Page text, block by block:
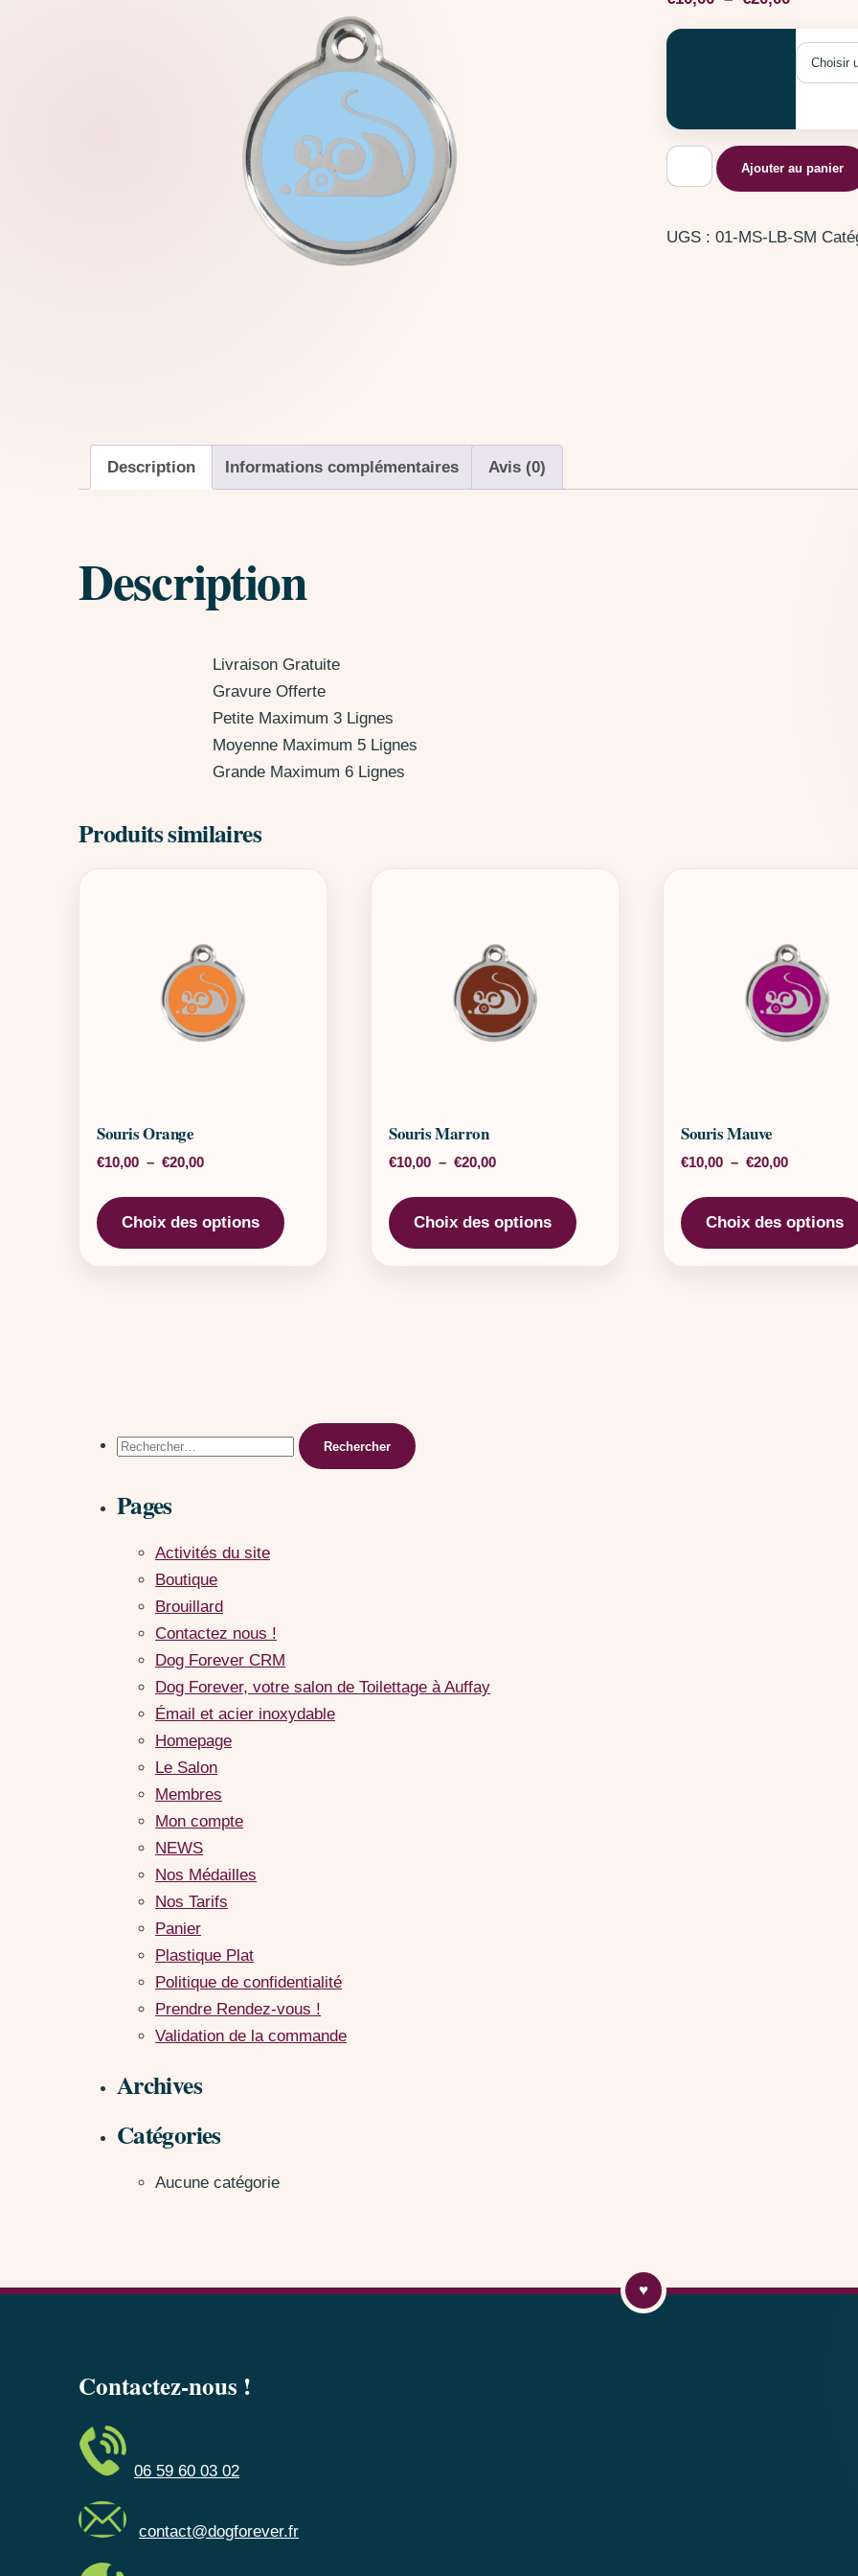
quantité de Souris Bleu
Ajouter au panier
UGS : 01-MS-LB-SM
Description Informations complémentaires Avis (0)
Description
Livraison Gratuite
Gravure Offerte
Petite Maximum 3 Lignes
Moyenne Maximum 5 Lignes
Grande Maximum 6 Lignes
Produits similaires
Souris Orange
€10,00 – €20,00Plage de prix : €10,00 à €20,00
Choix des options
Ce produit a plusieurs variations. Les options peuvent être choisies sur la page
Souris Marron
€10,00 – €20,00Plage de prix : €10,00 à €20,00
Choix des options
Ce produit a plusieurs variations. Les
Souris Mauve
€10,00 – €20,00Plage de
Choix des options
Rechercher :
Pages
Activités du site
Boutique
Brouillard
Contactez nous !
Dog Forever CRM
Dog Forever, votre salon de Toilettage à Auffay
Émail et acier inoxydable
Homepage
Le Salon
Membres
Mon compte
NEWS
Nos Médailles
Nos Tarifs
Panier
Plastique Plat
Politique de confidentialité
Prendre Rendez-vous !
Validation de la commande
Archives
Catégories
Aucune catégorie
Contactez-nous !
06 59 60 03 02
contact@dogforever.fr